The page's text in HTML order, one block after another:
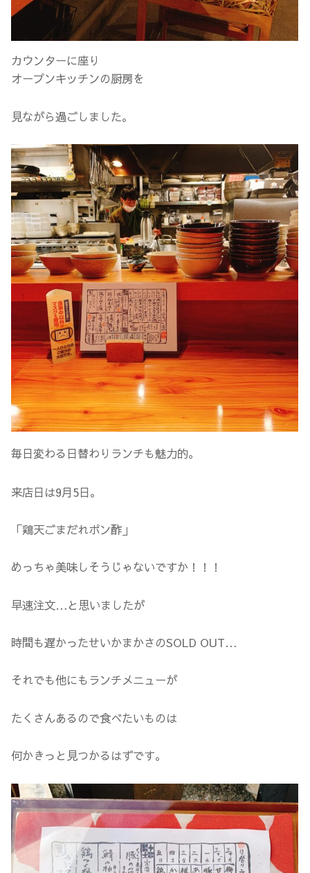
カウンターに座り
オープンキッチンの厨房を
見ながら過ごしました。
毎日変わる日替わりランチも魅力的。
来店日は9月5日。
「鶏天ごまだれポン酢」
めっちゃ美味しそうじゃないですか！！！
早速注文…と思いましたが
時間も遅かったせいかまかさのSOLD OUT…
それでも他にもランチメニューが
たくさんあるので食べたいものは
何かきっと見つかるはずです。